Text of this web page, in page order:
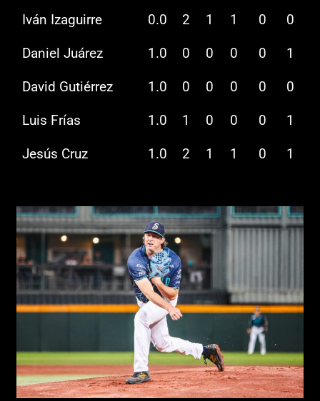
Iván Izaguirre 0.0 2 1 1 0 0
Daniel Juárez 1.0 0 0 0 0 1
David Gutiérrez 1.0 0 0 0 0 0
Luis Frías 1.0 1 0 0 0 1
Jesús Cruz 1.0 2 1 1 0 1